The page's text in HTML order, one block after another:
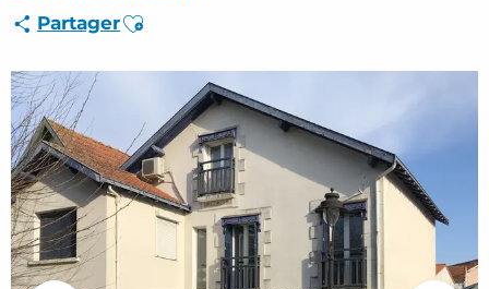
Votre séjour
Espace Pro
PartagerAjouter aux favoris